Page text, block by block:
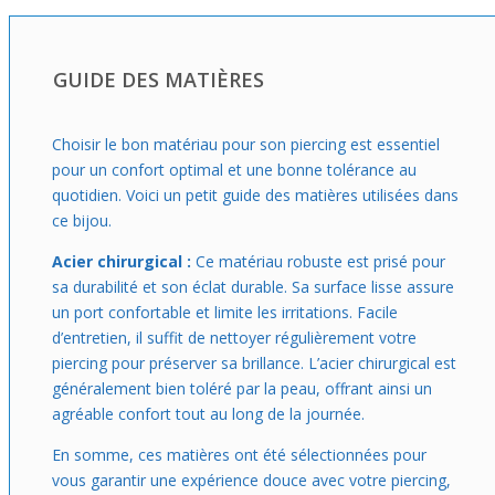
GUIDE DES MATIÈRES
Choisir le bon matériau pour son piercing est essentiel
pour un confort optimal et une bonne tolérance au
quotidien. Voici un petit guide des matières utilisées dans
ce bijou.
Acier chirurgical : Ce matériau robuste est prisé pour
sa durabilité et son éclat durable. Sa surface lisse assure
un port confortable et limite les irritations. Facile
d’entretien, il suffit de nettoyer régulièrement votre
piercing pour préserver sa brillance. L’acier chirurgical est
généralement bien toléré par la peau, offrant ainsi un
agréable confort tout au long de la journée.
En somme, ces matières ont été sélectionnées pour
vous garantir une expérience douce avec votre piercing,